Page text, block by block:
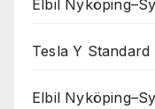
Elbil
Tesla Y
Elbil